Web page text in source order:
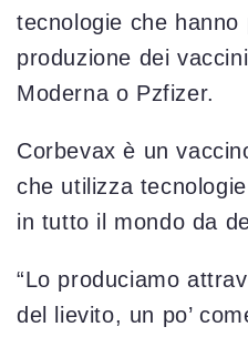
tecnologie che hanno
produzione dei
Moderna o Pzfizer.
Corbevax è un
che utilizza
in tutto il mondo da
“Lo produciamo
del lievito, un po’